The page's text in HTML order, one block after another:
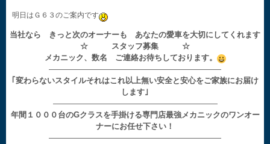
明日はＧ６３のご案内です
当社なら きっと次のオーナーも あなたの愛車を大切にしてくれます
☆ スタッフ募集 ☆
メカニック、数名 ご連絡お待ちしております。
——————————————————————
｢変わらないスタイルそれはこれ以上無い安全と安心をご家族にお届け
します｣
—————————————————————
年間１０００台のGクラスを手掛ける専門店最強メカニックのワンオー
ナーにお任せ下さい！
——————————————————————